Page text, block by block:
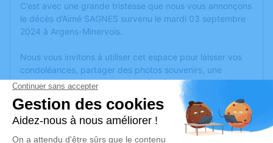
C’est avec une grande tristesse que nous vous annonçons
le décès d’Aimé SAGNES survenu le mardi 03 septembre
2024 à Argens-Minervois.
Nous vous invitons à utiliser cet espace pour laisser vos
condoléances, partager des photos souvenirs, une
anecdote ou exprimer vos pensées à travers des poèmes
ou des textes. Cet endroit est un lieu d'expression dédié à
honorer la mémoire d’Aimé SAGNES.
Un service de plantation d’arbre hommage estdisponible